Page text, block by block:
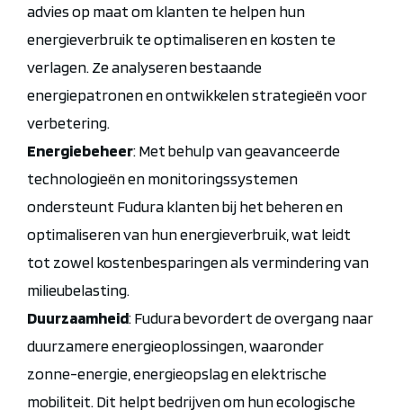
advies op maat om klanten te helpen hun
energieverbruik te optimaliseren en kosten te
verlagen. Ze analyseren bestaande
energiepatronen en ontwikkelen strategieën voor
verbetering.
Energiebeheer: Met behulp van geavanceerde
technologieën en monitoringssystemen
ondersteunt Fudura klanten bij het beheren en
optimaliseren van hun energieverbruik, wat leidt
tot zowel kostenbesparingen als vermindering van
milieubelasting.
Duurzaamheid: Fudura bevordert de overgang naar
duurzamere energieoplossingen, waaronder
zonne-energie, energieopslag en elektrische
mobiliteit. Dit helpt bedrijven om hun ecologische